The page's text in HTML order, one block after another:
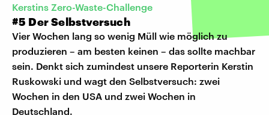
Kerstins Zero-Waste-Challenge
#5 Der Selbstversuch
Vier Wochen lang so wenig Müll wie möglich zu
produzieren – am besten keinen – das sollte machbar
sein. Denkt sich zumindest unsere Reporterin Kerstin
Ruskowski und wagt den Selbstversuch: zwei
Wochen in den USA und zwei Wochen in
Deutschland.